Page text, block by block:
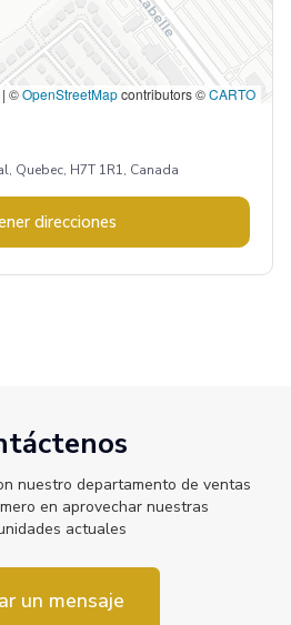
| ©OpenStreetMapcontributors ©CARTO
Quebec, H7T 1R1, Canada
direcciones
nuestro departamento de ventas
en aprovechar nuestras
actuales
un mensaje